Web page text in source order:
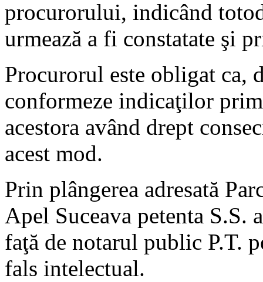
procurorului, indicând
urmează a fi constatate şi
Procurorul este obligat ca,
conformeze indicaţilor
acestora având drept
acest mod.
Prin plângerea adresată
Apel Suceava petenta S.S.
faţă de notarul public P.T.
fals intelectual.